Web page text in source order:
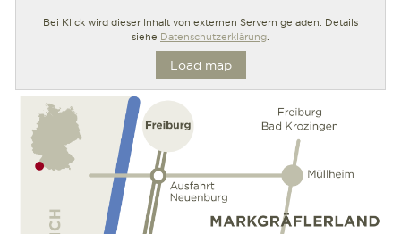
Bei Klick wird dieser Inhalt von externen Servern geladen. Details
siehe Datenschutzerklärung
Load map